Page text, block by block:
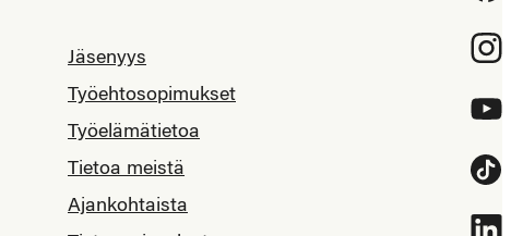
Jäsenyys
Työehtosopimukset
Työelämätietoa
Tietoa meistä
Ajankohtaista